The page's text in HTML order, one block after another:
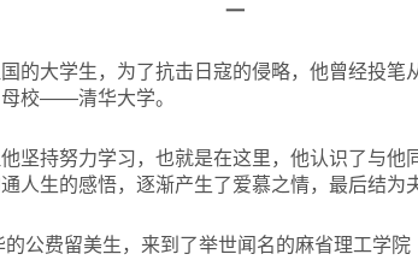
一
的大学生，为了抗击日寇的侵略，他曾经投笔
母校——清华大学。
坚持努力学习，也就是在这里，他认识了与他
人生的感悟，逐渐产生了爱慕之情，最后结为
公费留美生，来到了举世闻名的麻省理工学